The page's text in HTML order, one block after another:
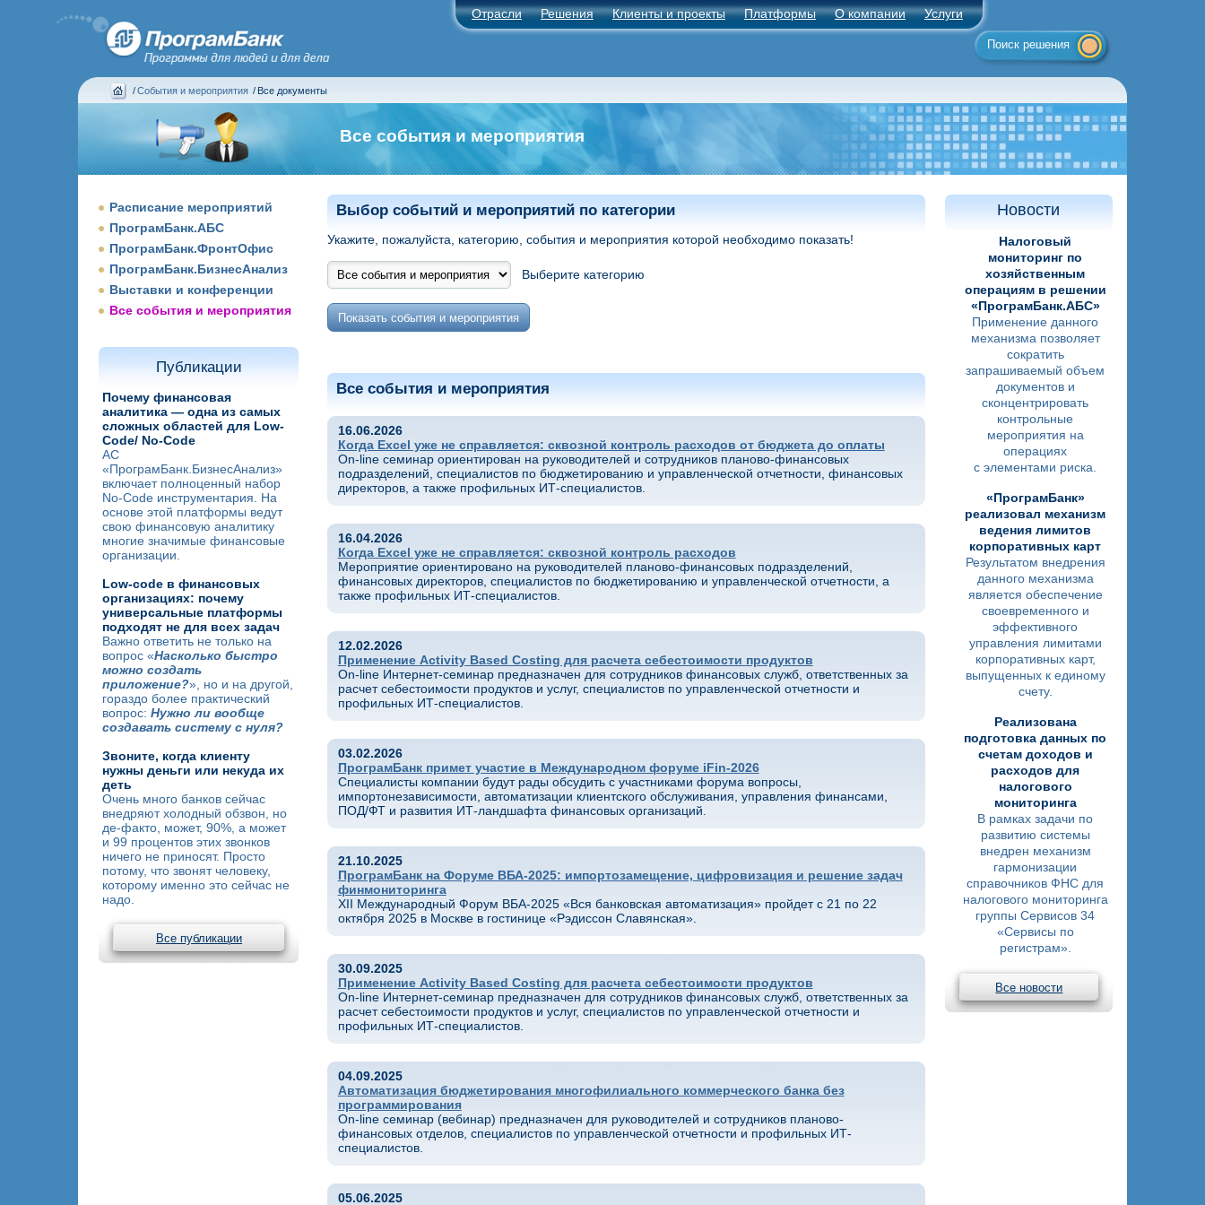
Поиск решения
Отрасли Решения Клиенты и проекты Платформы О компании Услуги
/События и мероприятия / Все документы
Все события и мероприятия
Расписание мероприятий
ПрограмБанк.АБС
ПрограмБанк.ФронтОфис
ПрограмБанк.БизнесАнализ
Выставки и конференции
Все события и мероприятия
Публикации
Почему финансовая
аналитика — одна из самых
сложных областей для Low-
Code/ No-Code
АС
«ПрограмБанк.БизнесАнализ»
включает полноценный набор
No-Code инструментария. На
основе этой платформы ведут
свою финансовую аналитику
многие значимые финансовые
организации.
Low-code в финансовых
организациях: почему
универсальные платформы
подходят не для всех задач
Важно ответить не только на
вопрос «Насколько быстро
можно создать
приложение?», но и на другой,
гораздо более практический
вопрос:Нужно ли вообще
создавать систему с нуля?
Звоните, когда клиенту
нужны деньги или некуда их
деть
Очень много банков сейчас
внедряют холодный обзвон, но
де-факто, может, 90%, а может
и 99 процентов этих звонков
ничего не приносят. Просто
потому, что звонят человеку,
которому именно это сейчас не
надо.
Все публикации
Выбор событий и мероприятий по категории
Укажите, пожалуйста, категорию, события и мероприятия которой необходимо показать!
Выберите категорию
Все события и мероприятия
16.06.2026
Когда Excel уже не справляется: сквозной контроль расходов от бюджета до оплаты
On-line семинар ориентирован на руководителей и сотрудников планово-финансовых
подразделений, специалистов по бюджетированию и управленческой отчетности, финансовых
директоров, а также профильных ИТ-специалистов.
16.04.2026
Когда Excel уже не справляется: сквозной контроль расходов
Мероприятие ориентировано на руководителей планово-финансовых подразделений,
финансовых директоров, специалистов по бюджетированию и управленческой отчетности, а
также профильных ИТ-специалистов.
12.02.2026
Применение Activity Based Costing для расчета себестоимости продуктов
On-line Интернет-семинар предназначен для сотрудников финансовых служб, ответственных за
расчет себестоимости продуктов и услуг, специалистов по управленческой отчетности и
профильных ИТ-специалистов.
03.02.2026
ПрограмБанк примет участие в Международном форуме iFin-2026
Специалисты компании будут рады обсудить с участниками форума вопросы,
импортонезависимости, автоматизации клиентского обслуживания, управления финансами,
ПОД/ФТ и развития ИТ-ландшафта финансовых организаций.
21.10.2025
ПрограмБанк на Форуме ВБА-2025: импортозамещение, цифровизация и решение задач
финмониторинга
XII Международный Форум ВБА-2025 «Вся банковская автоматизация» пройдет с 21 по 22
октября 2025 в Москве в гостинице «Рэдиссон Славянская».
30.09.2025
Применение Activity Based Costing для расчета себестоимости продуктов
On-line Интернет-семинар предназначен для сотрудников финансовых служб, ответственных за
расчет себестоимости продуктов и услуг, специалистов по управленческой отчетности и
профильных ИТ-специалистов.
04.09.2025
Автоматизация бюджетирования многофилиального коммерческого банка без
программирования
On-line семинар (вебинар) предназначен для руководителей и сотрудников планово-
финансовых отделов, специалистов по управленческой отчетности и профильных ИТ-
специалистов.
05.06.2025
Новости
Налоговый
мониторинг по
хозяйственным
операциям в решении
«ПрограмБанк.АБС»
Применение данного
механизма позволяет
сократить
запрашиваемый объем
документов и
сконцентрировать
контрольные
мероприятия на
операциях
с элементами риска.
«ПрограмБанк»
реализовал механизм
ведения лимитов
корпоративных карт
Результатом внедрения
данного механизма
является обеспечение
своевременного и
эффективного
управления лимитами
корпоративных карт,
выпущенных к единому
счету.
Реализована
подготовка данных по
счетам доходов и
расходов для
налогового
мониторинга
В рамках задачи по
развитию системы
внедрен механизм
гармонизации
справочников ФНС для
налогового мониторинга
группы Сервисов 34
«Сервисы по
регистрам».
Все новости